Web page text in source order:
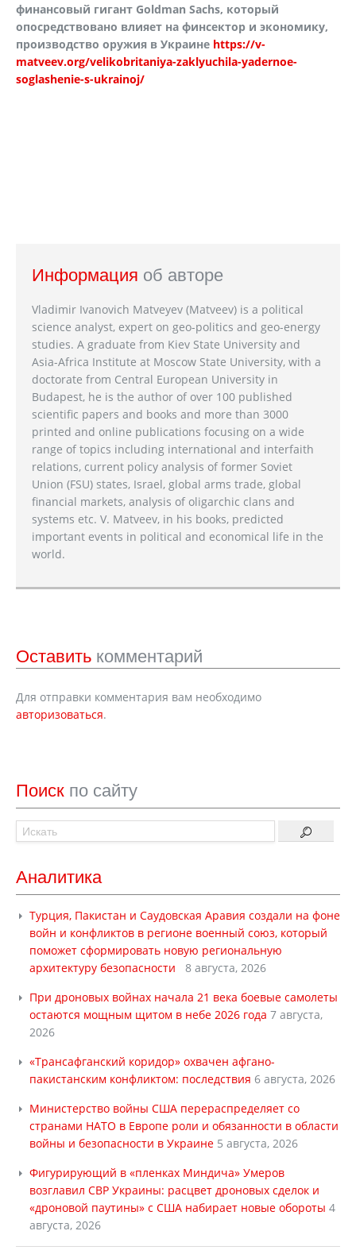
финансовый гигант Goldman Sachs, который
опосредствовано влияет на финсектор и экономику,
производство оружия в Украине https://v-
matveev.org/velikobritaniya-zaklyuchila-yadernoe-
soglashenie-s-ukrainoj/
Информация об авторе
Vladimir Ivanovich Matveyev (Matveev) is a political
science analyst, expert on geo-politics and geo-energy
studies. A graduate from Kiev State University and
Asia-Africa Institute at Moscow State University, with a
doctorate from Central European University in
Budapest, he is the author of over 100 published
scientific papers and books and more than 3000
printed and online publications focusing on a wide
range of topics including international and interfaith
relations, current policy analysis of former Soviet
Union (FSU) states, Israel, global arms trade, global
financial markets, analysis of oligarchic clans and
systems etc. V. Matveev, in his books, predicted
important events in political and economical life in the
world.
Оставить комментарий
Для отправки комментария вам необходимо
авторизоваться.
Поиск по сайту
Аналитика
Турция, Пакистан и Саудовская Аравия создали на фоне
войн и конфликтов в регионе военный союз, который
поможет сформировать новую региональную
архитектуру безопасности
8 августа, 2026
При дроновых войнах начала 21 века боевые самолеты
остаются мощным щитом в небе 2026 года 7 августа,
2026
«Трансафганский коридор» охвачен афгано-
пакистанским конфликтом: последствия 6 августа, 2026
Министерство войны США перераспределяет со
странами НАТО в Европе роли и обязанности в области
войны и безопасности в Украине 5 августа, 2026
Фигурирующий в «пленках Миндича» Умеров
возглавил СВР Украины: расцвет дроновых сделок и
«дроновой паутины» с США набирает новые обороты 4
августа, 2026